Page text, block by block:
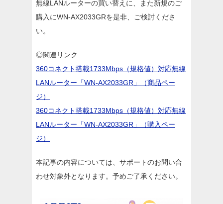
無線LANルーターの買い替えに、また新規のご
購入にWN-AX2033GRを是非、ご検討くださ
い。
◎関連リンク
360コネクト搭載1733Mbps（規格値）対応無線
LANルーター「WN-AX2033GR」（商品ペー
ジ）
360コネクト搭載1733Mbps（規格値）対応無線
LANルーター「WN-AX2033GR」（購入ペー
ジ）
本記事の内容については、サポートのお問い合
わせ対象外となります。予めご了承ください。